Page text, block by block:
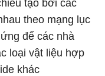
tạo bởi các
theo mạng lục
để các nhà
loại vật liệu hợp
khác